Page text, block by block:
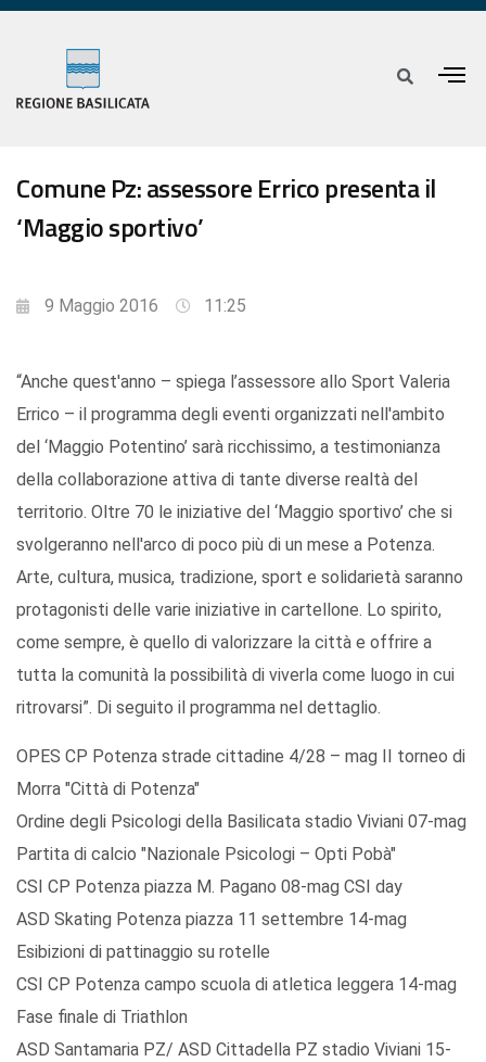
Comune Pz: assessore Errico presenta il
‘Maggio sportivo’
9 Maggio 2016 11:25
“Anche quest'anno – spiega l’assessore allo Sport Valeria
Errico – il programma degli eventi organizzati nell'ambito
del ‘Maggio Potentino’ sarà ricchissimo, a testimonianza
della collaborazione attiva di tante diverse realtà del
territorio. Oltre 70 le iniziative del ‘Maggio sportivo’ che si
svolgeranno nell'arco di poco più di un mese a Potenza.
Arte, cultura, musica, tradizione, sport e solidarietà saranno
protagonisti delle varie iniziative in cartellone. Lo spirito,
come sempre, è quello di valorizzare la città e offrire a
tutta la comunità la possibilità di viverla come luogo in cui
ritrovarsi”. Di seguito il programma nel dettaglio.
OPES CP Potenza strade cittadine 4/28 – mag II torneo di
Morra "Città di Potenza"
Ordine degli Psicologi della Basilicata stadio Viviani 07-mag
Partita di calcio "Nazionale Psicologi – Opti Pobà"
CSI CP Potenza piazza M. Pagano 08-mag CSI day
ASD Skating Potenza piazza 11 settembre 14-mag
Esibizioni di pattinaggio su rotelle
CSI CP Potenza campo scuola di atletica leggera 14-mag
Fase finale di Triathlon
ASD Santamaria PZ/ ASD Cittadella PZ stadio Viviani 15-